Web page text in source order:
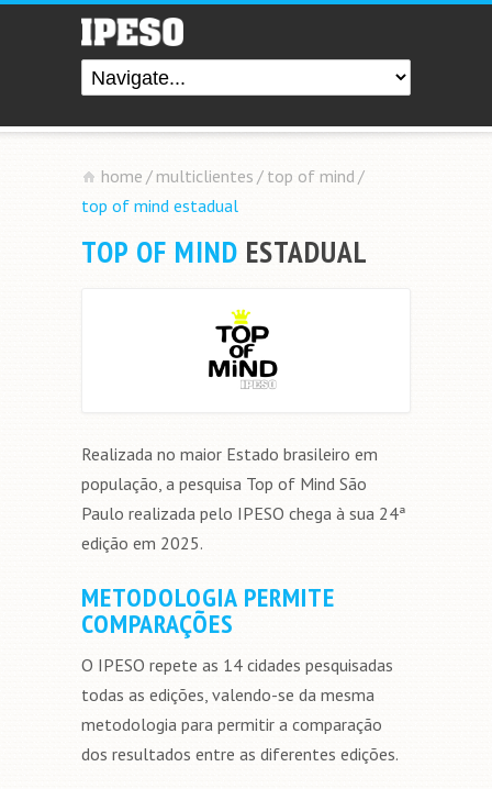
home /multiclientes / top of mind /
top of mind estadual
TOP OF MIND ESTADUAL
Realizada no maior Estado brasileiro em
população, a pesquisa Top of Mind São
Paulo realizada pelo IPESO chega à sua 24ª
edição em 2025.
METODOLOGIA PERMITE
COMPARAÇÕES
O IPESO repete as 14 cidades pesquisadas
todas as edições, valendo-se da mesma
metodologia para permitir a comparação
dos resultados entre as diferentes edições.